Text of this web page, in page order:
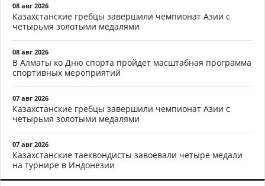
08 авг 2026
Казахстанские гребцы завершили чемпионат Азии с
четырьмя золотыми медалями
08 авг 2026
В Алматы ко Дню спорта пройдет масштабная программа
спортивных мероприятий
07 авг 2026
Казахстанские гребцы завершили чемпионат Азии с
четырьмя золотыми медалями
07 авг 2026
Казахстанские таеквондисты завоевали четыре медали
на турнире в Индонезии